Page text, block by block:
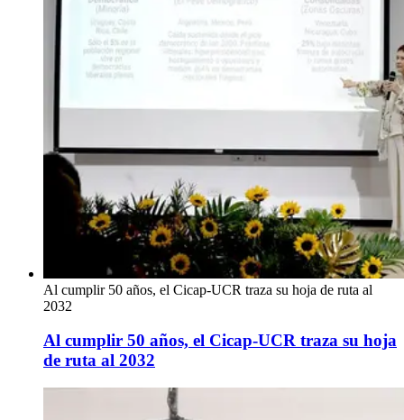
Al cumplir 50 años, el Cicap-UCR traza su hoja de ruta al
2032
Al cumplir 50 años, el Cicap-UCR traza su hoja
de ruta al 2032